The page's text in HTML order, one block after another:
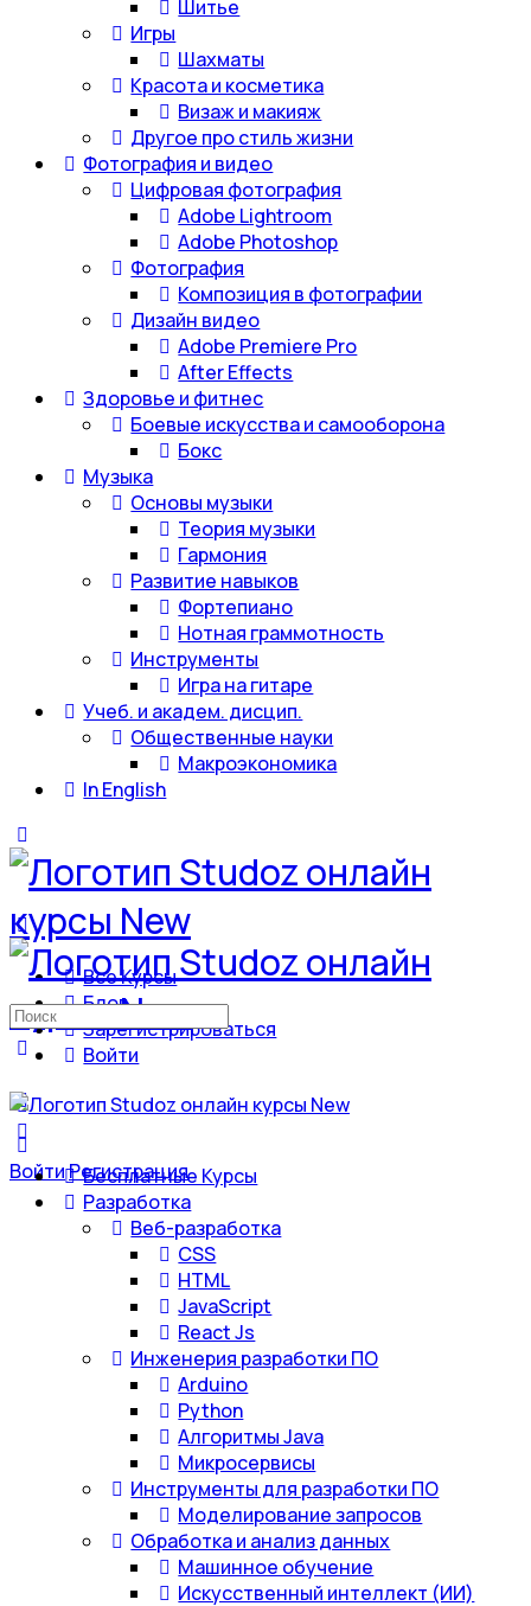
Шитье
Игры
Шахматы
Красота и косметика
Визаж и макияж
Другое про стиль жизни
Фотография и видео
Цифровая фотография
Adobe Lightroom
Adobe Photoshop
Фотография
Композиция в фотографии
Дизайн видео
Adobe Premiere Pro
After Effects
Здоровье и фитнес
Боевые искусства и самооборона
Бокс
Музыка
Основы музыки
Теория музыки
Гармония
Развитие навыков
Фортепиано
Нотная граммотность
Инструменты
Игра на гитаре
Учеб. и академ. дисцип.
Общественные науки
Макроэкономика
In English
Все Курсы
Блог
Зарегистрироваться
Войти
ВойтиРегистрация
Искать:
Бесплатные Курсы
Разработка
Веб-разработка
CSS
HTML
JavaScript
React Js
Инженерия разработки ПО
Arduino
Python
Алгоритмы Java
Микросервисы
Инструменты для разработки ПО
Моделирование запросов
Обработка и анализ данных
Машинное обучение
Искусственный интеллект (ИИ)